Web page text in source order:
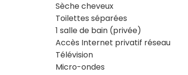
Sèche cheveux
Toilettes séparées
1 salle de bain (privée)
Accès Internet privatif réseau
Télévision
Micro-ondes